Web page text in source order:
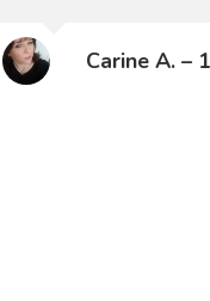
Carine A. –